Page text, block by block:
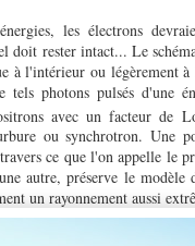
les électrons
doit rester intact... Le
à l'intérieur ou légèrement
tels photons pulsés d'une
avec un facteur de
ou synchrotron. Une
ce que l'on appelle le
autre, préserve le
un rayonnement aussi